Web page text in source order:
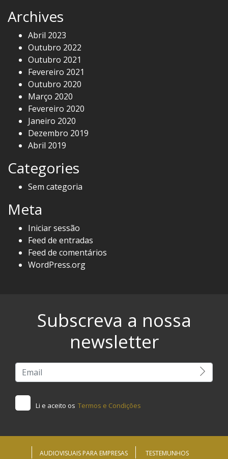
Archives
Abril 2023
Outubro 2022
Outubro 2021
Fevereiro 2021
Outubro 2020
Março 2020
Fevereiro 2020
Janeiro 2020
Dezembro 2019
Abril 2019
Categories
Sem categoria
Meta
Iniciar sessão
Feed de entradas
Feed de comentários
WordPress.org
Subscreva a nossa
newsletter
Li e aceito os Termos e Condições
AUDIOVISUAIS PARA EMPRESAS TESTEMUNHOS